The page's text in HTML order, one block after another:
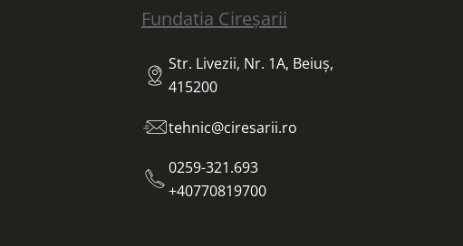
Fundatia Cireșarii
Str. Livezii, Nr. 1A, Beiuș,
415200
tehnic@ciresarii.ro
0259-321.693
+40770819700